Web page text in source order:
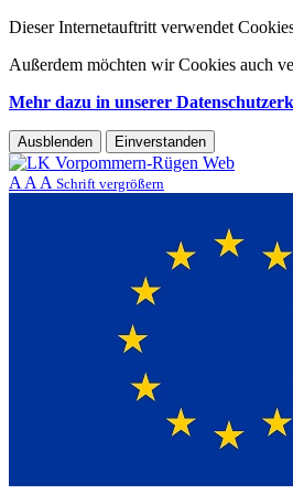
Dieser Internetauftritt verwendet
Außerdem möchten wir Cookies auch
Mehr dazu in unserer
Ausblenden Einverstanden
A A A Schrift vergrößern